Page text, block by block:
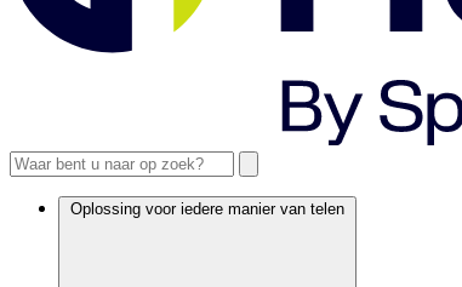
Oplossing voor iedere manier van telen